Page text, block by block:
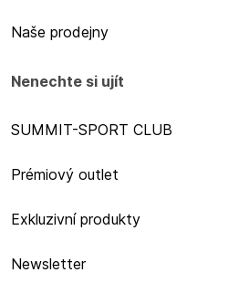
Naše prodejny
Nenechte si ujít
SUMMIT-SPORT CLUB
Prémiový outlet
Exkluzivní produkty
Newsletter